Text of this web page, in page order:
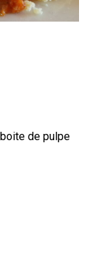
de pulpe